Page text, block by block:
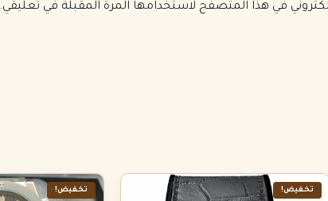
في هذا المتصفح لاستخدامها المرة المقبلة في تعليقي.
تخفيض! تخفيض!